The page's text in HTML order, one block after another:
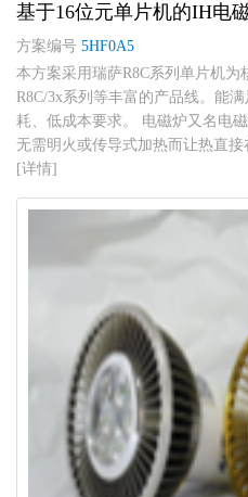
基于16位元单片机的IH电
方案编号 5HF0A5
本方案采用瑞萨R8C系列单片机
R8C/3x系列等丰富的产品线。能
耗、低成本要求。 电磁炉又名电
无需明火或传导式加热而让热直
[详情]